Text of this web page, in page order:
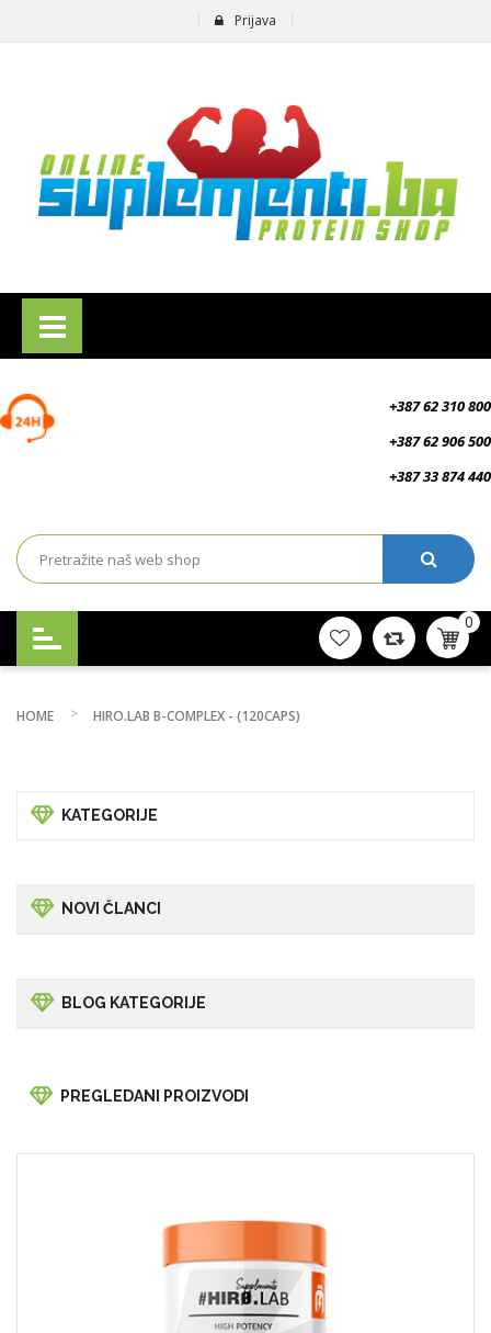
Prijava
+387 62 310 800
+387 62 906 500
+387 33 874 440
0
HOME HIRO.LAB B-COMPLEX - (120CAPS)
KATEGORIJE
NOVI ČLANCI
BLOG KATEGORIJE
PREGLEDANI PROIZVODI